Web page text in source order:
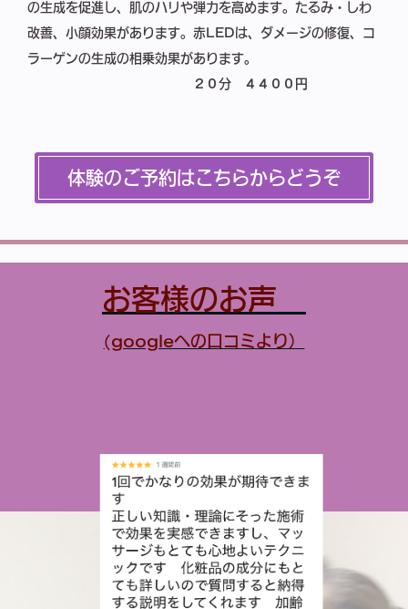
の生成を促進し、肌のハリや弾力を高めます。たるみ・しわ
改善、小顔効果があります。赤LEDは、ダメージの修復、コ
ラーゲンの生成の相乗効果があります。
２０分
４４００円
体験のご予約はこちらからどうぞ
お客様のお声
(googleへの口コミより）